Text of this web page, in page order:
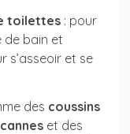
toilettes : pour
de bain et
s’asseoir et se
des coussins
et des